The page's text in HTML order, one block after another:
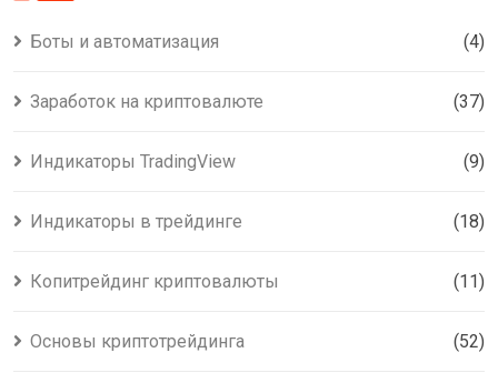
Боты и автоматизация (4)
Заработок на криптовалюте (37)
Индикаторы TradingView (9)
Индикаторы в трейдинге (18)
Копитрейдинг криптовалюты (11)
Основы криптотрейдинга (52)